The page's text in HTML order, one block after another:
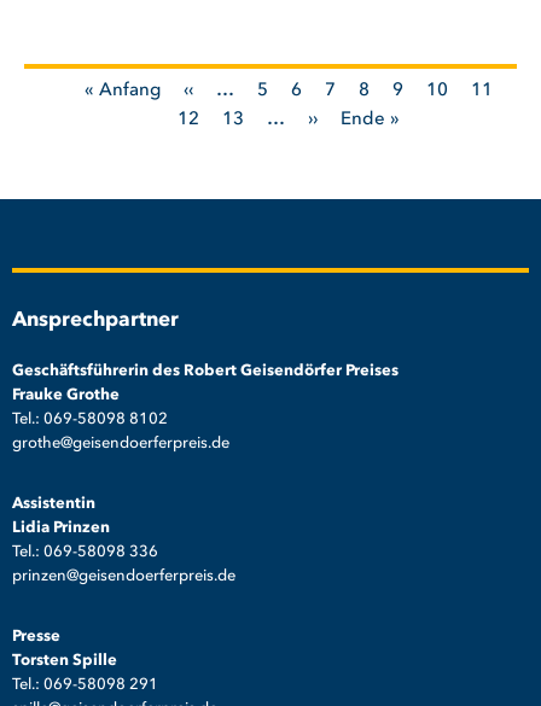
Seitennummerierung
Erste
« Anfang
Vorherige
Seite
‹‹ … Seite
5 Seite
6 Seite
7 Seite
8 Seite
9 Seite
10 Seite
11
Seite
12 Seite
13 …
Nächste
››
Letzte
Ende »
Ansprechpartner
Geschäftsführerin des Robert Geisendörfer Preises
Frauke Grothe
Tel.: 069-58098 8102
grothe@geisendoerferpreis.de
Assistentin
Lidia Prinzen
Tel.: 069-58098 336
prinzen@geisendoerferpreis.de
Presse
Torsten Spille
Tel.: 069-58098 291